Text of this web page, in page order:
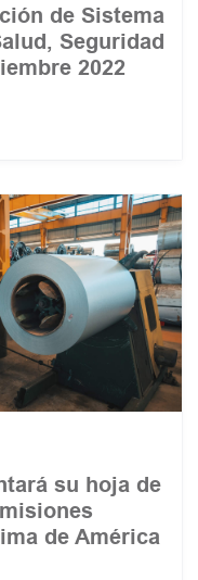
de Sistema
Seguridad
2022
su hoja de
de América